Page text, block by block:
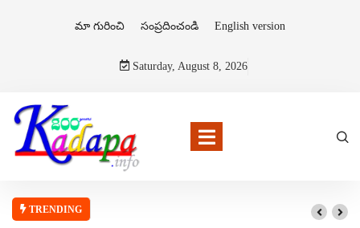
మా గురించి సంప్రదించండి English version
Saturday, August 8, 2026
TRENDING